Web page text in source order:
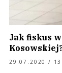
Jak fiskus
29.07.2020 /